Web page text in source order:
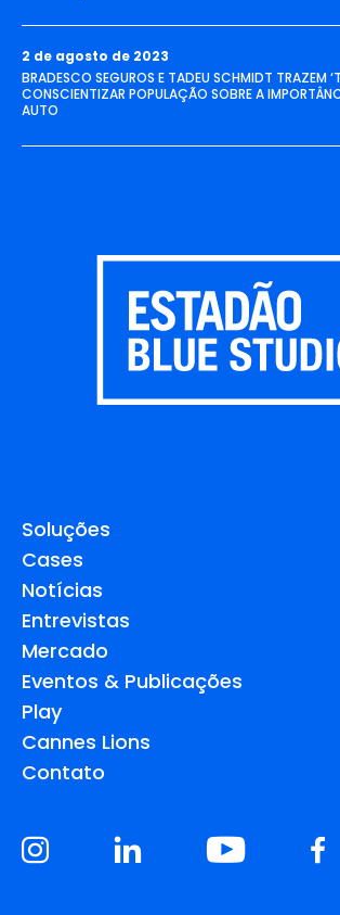
2 de agosto de 2023
BRADESCO SEGUROS E TADEU SCHMIDT TRAZEM
CONSCIENTIZAR POPULAÇÃO SOBRE A
AUTO
Soluções
Cases
Notícias
Entrevistas
Mercado
Eventos & Publicações
Play
Cannes Lions
Contato